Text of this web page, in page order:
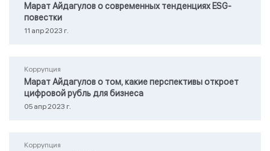
Марат Айдагулов о современных тенденциях ESG-
повестки
11 апр 2023 г.
Коррупция
Марат Айдагулов о том, какие перспективы откроет
цифровой рубль для бизнеса
05 апр 2023 г.
Коррупция